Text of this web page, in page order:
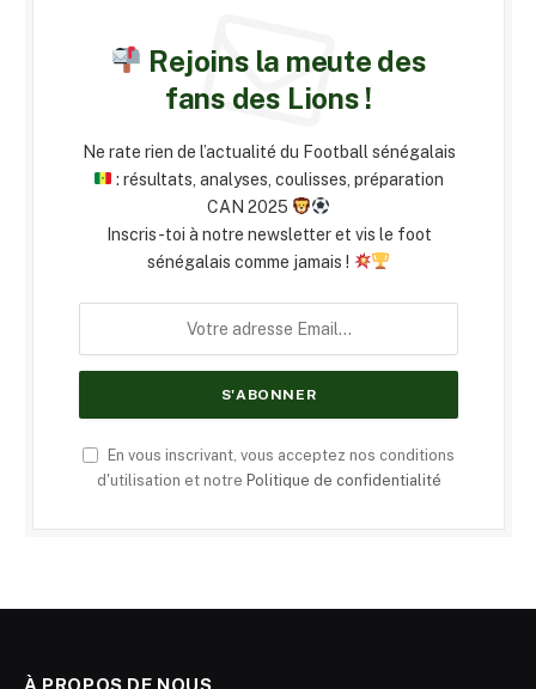
Rejoins la meute des
fans des Lions !
Ne rate rien de l’actualité du Football sénégalais
: résultats, analyses, coulisses, préparation
CAN 2025
Inscris-toi à notre newsletter et vis le foot
sénégalais comme jamais !
En vous inscrivant, vous acceptez nos conditions
d'utilisation et notre Politique de confidentialité
À PROPOS DE NOUS